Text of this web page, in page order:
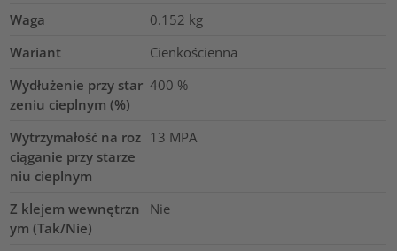
Waga
0.152 kg
Wariant
Cienkościenna
Wydłużenie przy star
zeniu cieplnym (%)
400 %
Wytrzymałość na roz
ciąganie przy starze
niu cieplnym
13 MPA
Z klejem wewnętrzn
ym (Tak/Nie)
Nie